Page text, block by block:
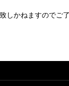
しかねますのでご